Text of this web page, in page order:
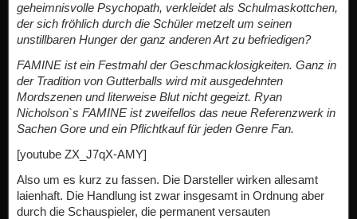
geheimnisvolle Psychopath, verkleidet als Schulmaskottchen,
der sich fröhlich durch die Schüler metzelt um seinen
unstillbaren Hunger der ganz anderen Art zu befriedigen?
FAMINE ist ein Festmahl der Geschmacklosigkeiten. Ganz in
der Tradition von Gutterballs wird mit ausgedehnten
Mordszenen und literweise Blut nicht gegeizt. Ryan
Nicholson`s FAMINE ist zweifellos das neue Referenzwerk in
Sachen Gore und ein Pflichtkauf für jeden Genre Fan.
[youtube ZX_J7qX-AMY]
Also um es kurz zu fassen. Die Darsteller wirken allesamt
laienhaft. Die Handlung ist zwar insgesamt in Ordnung aber
durch die Schauspieler, die permanent versauten